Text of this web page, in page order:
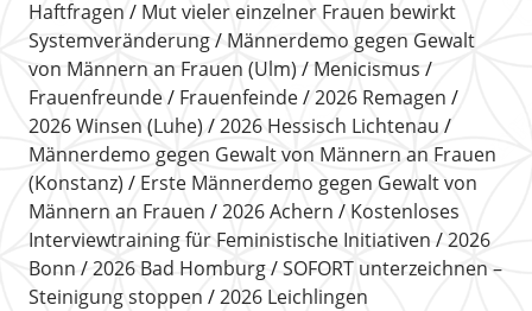
Haftfragen
Mut vieler einzelner Frauen bewirkt
Systemveränderung
Männerdemo gegen Gewalt
von Männern an Frauen (Ulm)
Menicismus
Frauenfreunde
Frauenfeinde
2026 Remagen
2026 Winsen (Luhe)
2026 Hessisch Lichtenau
Männerdemo gegen Gewalt von Männern an Frauen
(Konstanz)
Erste Männerdemo gegen Gewalt von
Männern an Frauen
2026 Achern
Kostenloses
Interviewtraining für Feministische Initiativen
2026
Bonn
2026 Bad Homburg
SOFORT unterzeichnen –
Steinigung stoppen
2026 Leichlingen